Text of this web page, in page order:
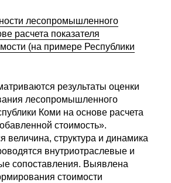
лесопромышленного
расчета показателя
(на примере Республики
результаты оценки
лесопромышленного
Коми на основе расчета
стоимость».
величина, структура и динамика
внутриотраслевые и
сопоставления. Выявлена
стоимости